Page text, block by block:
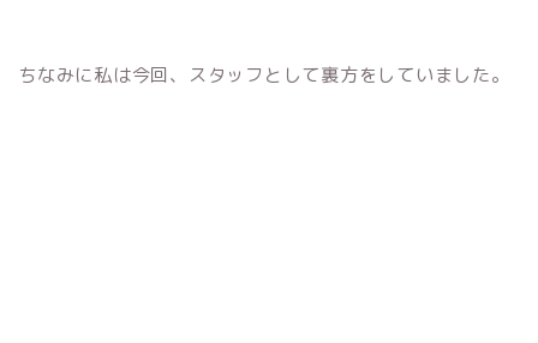
ちなみに私は今回、スタッフとして裏方をしていました。